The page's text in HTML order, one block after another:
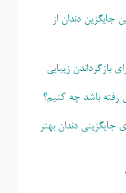
جایگزین دندان از
بازگرداندن زیبایی
رفته باشد چه کنیم؟
جایگزینی دندان بهتر